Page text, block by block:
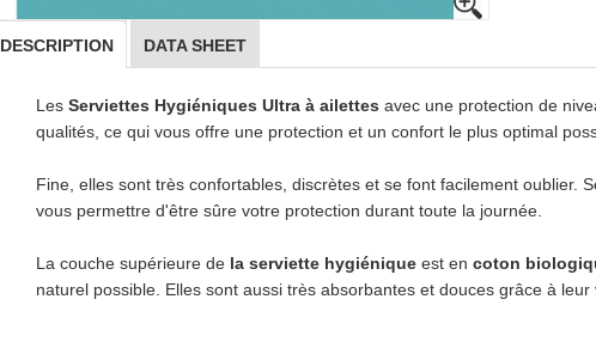
DESCRIPTION DATA SHEET
Les Serviettes Hygiéniques Ultra à ailettes avec une protection de
qualités, ce qui vous offre une protection et un confort le plus optimal
Fine, elles sont très confortables, discrètes et se font facilement oublier.
vous permettre d'être sûre votre protection durant toute la journée.
La couche supérieure de la serviette hygiénique est en coton
naturel possible. Elles sont aussi très absorbantes et douces grâce à